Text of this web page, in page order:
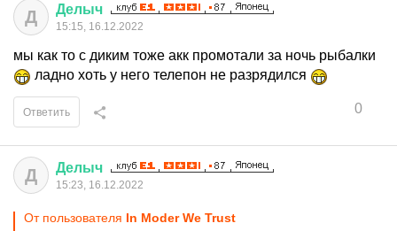
Д Делыч
15:15, 16.12.2022
мы как то с диким тоже акк промотали за ночь рыбалки
ладно хоть у него телепон не разрядился
0
Ответить
Д Делыч
15:23, 16.12.2022
От пользователя In Moder We Trust